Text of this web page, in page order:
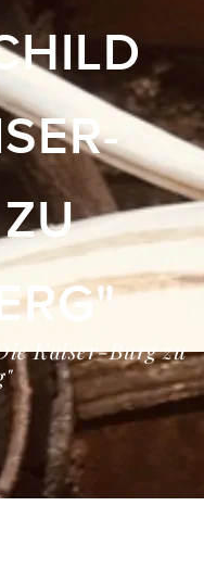
Kaiser-Burg zu